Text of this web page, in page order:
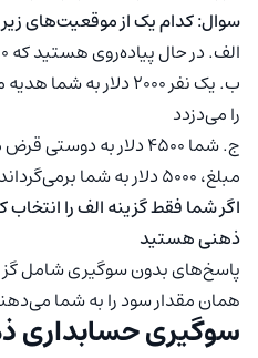
سوال: کدام یک از موقعیت‌های
الف. در حال پیاده‌روی هستید که ۵۰۰ دلار پول پیدا می‌کنید
را می‌دزدد
ج. شما ۴۵۰۰ دلار به
مبلغ، ۵۰۰۰ دلار به شما برمی‌گرداند
اگر شما فقط گزینه الف را
ذهنی هستید
پاسخ‌های بدون سوگیری شامل
همان مقدار سود را به شما
سوگیری